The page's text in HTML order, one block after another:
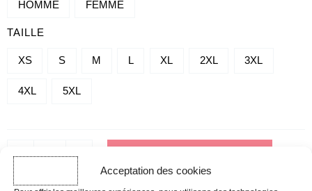
Acceptation des cookies
HOMME FEMME
TAILLE
XS S M L XL 2XL 3XL
4XL 5XL
-
-
SERENITY
+